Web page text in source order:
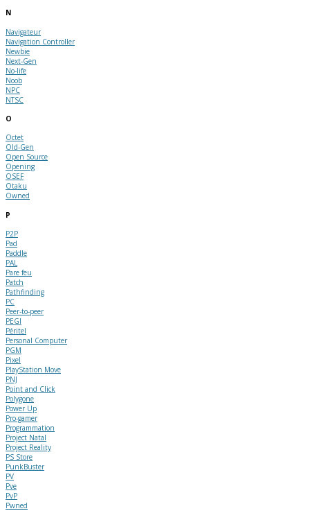
N
Navigateur
Navigation Controller
Newbie
Next-Gen
No-life
Noob
NPC
NTSC
O
Octet
Old-Gen
Open Source
Opening
OSEF
Otaku
Owned
P
P2P
Pad
Paddle
PAL
Pare feu
Patch
Pathfinding
PC
Peer-to-peer
PEGI
Péritel
Personal Computer
PGM
Pixel
PlayStation Move
PNJ
Point and Click
Polygone
Power Up
Pro-gamer
Programmation
Project Natal
Project Reality
PS Store
PunkBuster
PV
Pve
PvP
Pwned